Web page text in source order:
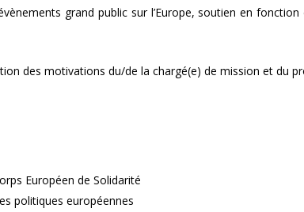
grand public sur l’Europe, soutien en
des motivations du/de la chargé(e) de mission et du
Européen de Solidarité
politiques européennes